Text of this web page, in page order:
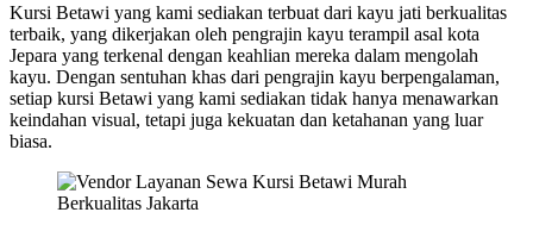
Kursi Betawi yang kami sediakan terbuat dari kayu jati berkualitas
terbaik, yang dikerjakan oleh pengrajin kayu terampil asal kota
Jepara yang terkenal dengan keahlian mereka dalam mengolah
kayu. Dengan sentuhan khas dari pengrajin kayu berpengalaman,
setiap kursi Betawi yang kami sediakan tidak hanya menawarkan
keindahan visual, tetapi juga kekuatan dan ketahanan yang luar
biasa.